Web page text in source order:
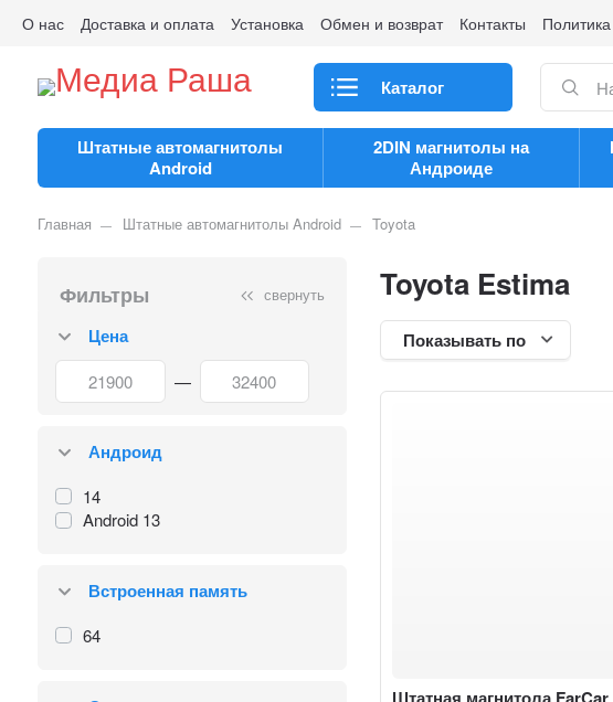
О нас Доставка и оплата Установка Обмен и возврат Контакты
Каталог
Штатные автомагнитолы
Android
2DIN магнитолы на
Андроиде
Главная Штатные автомагнитолы Android Toyota
Фильтры свернуть
Цена
—
Андроид
14
Android 13
Встроенная память
64
Toyota Estima
Показывать по